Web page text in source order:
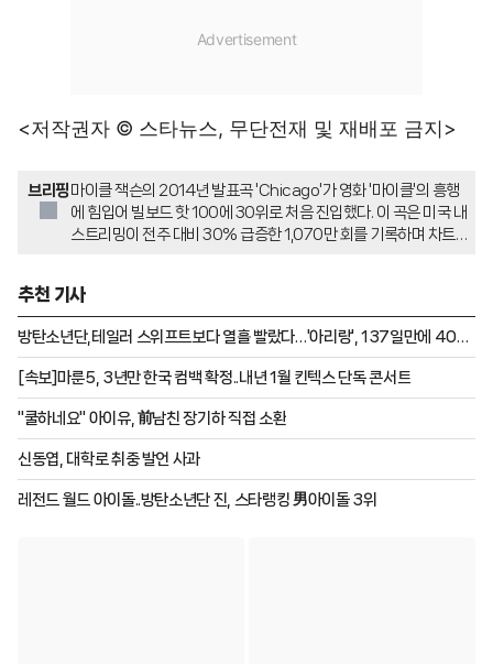
<저작권자 © 스타뉴스, 무단전재 및 재배포 금지>
브리핑마이클 잭슨의 2014년 발표곡 'Chicago'가 영화 '마이클'의 흥행
에 힘입어 빌보드 핫 100에 30위로 처음 진입했다. 이 곡은 미국 내
스트리밍이 전주 대비 30% 급증한 1,070만 회를 기록하며 차트
입이라는 대기록을 세웠다.
추천 기사
방탄소년단,테일러 스위프트보다 열흘 빨랐다…'아리랑', 137일만에 40억
스트림[K-EYES]
[속보]마룬5, 3년만 한국 컴백 확정..내년 1월 킨텍스 단독 콘서트
"쿨하네요" 아이유, 前남친 장기하 직접 소환
신동엽, 대학로 취중 발언 사과
레전드 월드 아이돌..방탄소년단 진, 스타랭킹 男아이돌 3위